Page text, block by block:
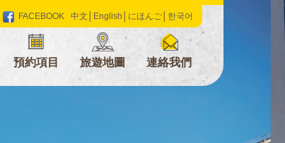
FACEBOOK 中文 English にほんご 한국어
預約項目 旅遊地圖 連絡我們